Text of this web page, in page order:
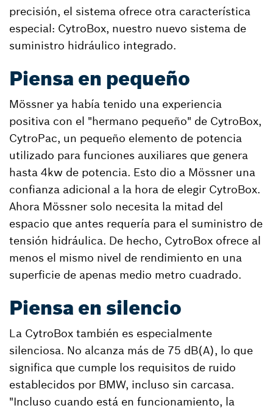
precisión, el sistema ofrece otra característica
especial: CytroBox, nuestro nuevo sistema de
suministro hidráulico integrado.
Piensa en pequeño
Mössner ya había tenido una experiencia
positiva con el "hermano pequeño" de CytroBox,
CytroPac, un pequeño elemento de potencia
utilizado para funciones auxiliares que genera
hasta 4kw de potencia. Esto dio a Mössner una
confianza adicional a la hora de elegir CytroBox.
Ahora Mössner solo necesita la mitad del
espacio que antes requería para el suministro de
tensión hidráulica. De hecho, CytroBox ofrece al
menos el mismo nivel de rendimiento en una
superficie de apenas medio metro cuadrado.
Piensa en silencio
La CytroBox también es especialmente
silenciosa. No alcanza más de 75 dB(A), lo que
significa que cumple los requisitos de ruido
establecidos por BMW, incluso sin carcasa.
"Incluso cuando está en funcionamiento, la